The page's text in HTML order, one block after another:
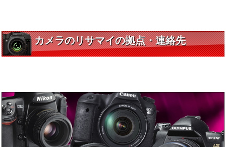
カメラのリサマイの拠点・連絡先